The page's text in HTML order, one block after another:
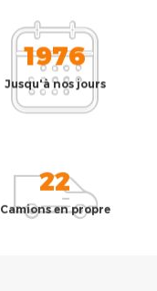
1976
Jusqu'à nos jours
22
Camions en propre